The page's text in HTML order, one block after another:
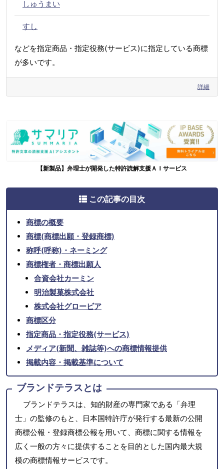
しゅうまい
すし
などを指定商品・指定役務(サービス)に指定している商標
が多いです。
詳細
【新製品】弁理士が開発した特許読解支援ＡＩサービス
この記事の目次
商標の概要
商標(商標出願・登録商標)
称呼(呼称)・ネーミング
商標権者・商標出願人
合資会社カーミン
明治製菓株式会社
株式会社グロービア
商標区分
指定商品・指定役務(サービス)
メディア(新聞、雑誌等)への商標情報提供
掲載内容・掲載基準について
ブランドテラスとは
ブランドテラスは、知的財産の専門家である「弁理
士」の監修のもと、日本国特許庁が発行する最新の公開
商標公報・登録商標公報を用いて、商標に関する情報を
広く一般の方々に提供することを目的とした国内最大規
模の商標情報サービスです。